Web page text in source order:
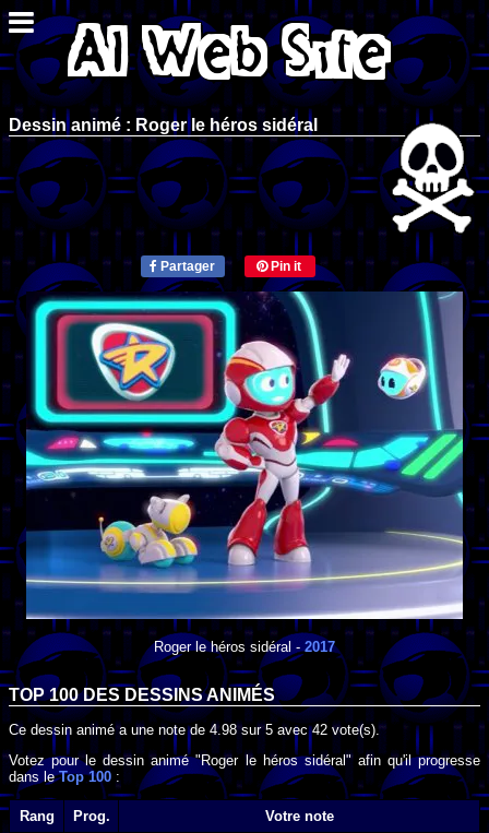
Dessin animé : Roger le héros sidéral
Partager Pin it
Roger le héros sidéral - 2017
TOP 100 DES DESSINS ANIMÉS
Ce dessin animé a une note de 4.98sur5 avec42 vote(s).
Votez pour le dessin animé "Roger le héros sidéral" afin qu'il progresse
dans leTop 100 :
Rang Prog. Votre note